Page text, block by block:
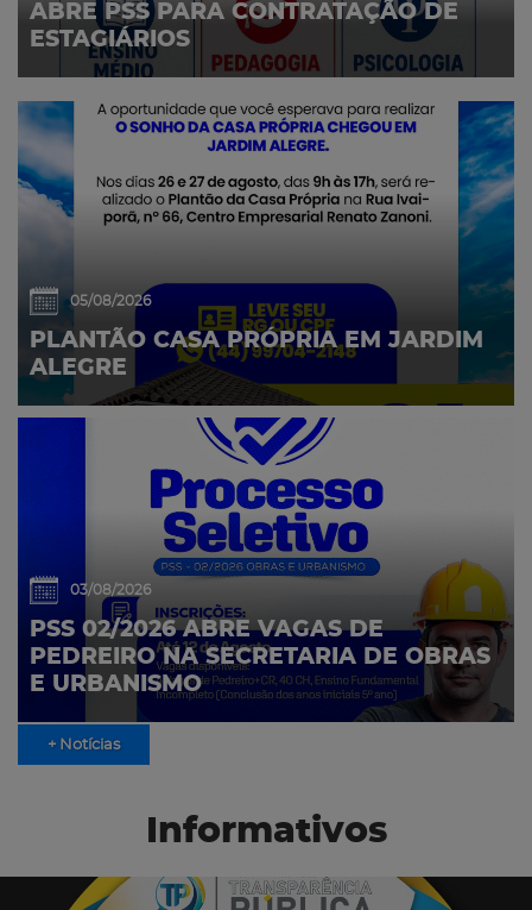
ABRE PSS PARA CONTRATAÇÃO DE
ESTAGIÁRIOS
05/08/2026
PLANTÃO CASA PRÓPRIA EM JARDIM
ALEGRE
03/08/2026
PSS 02/2026 ABRE VAGAS DE
PEDREIRO NA SECRETARIA DE OBRAS
E URBANISMO
+ Notícias
Informativos